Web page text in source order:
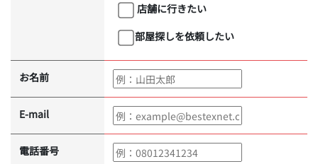
店舗に行きたい
部屋探しを依頼したい
お名前
E-mail
電話番号